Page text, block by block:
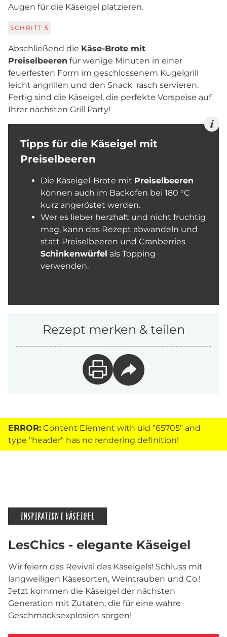
Augen für die Käseigel platzieren.
SCHRITT 5
Abschließend die Käse-Brote mit
Preiselbeeren für wenige Minuten in einer
feuerfesten Form im geschlossenem Kugelgrill
leicht angrillen und den Snack rasch servieren.
Fertig sind die Käseigel, die perfekte Vorspeise auf
Ihrer nächsten Grill Party!
Tipps für die Käseigel mit
Preiselbeeren
Die Käseigel-Brote mit Preiselbeeren
können auch im Backofen bei 180 °C
kurz angeröstet werden.
Wer es lieber herzhaft und nicht fruchtig
mag, kann das Rezept abwandeln und
statt Preiselbeeren und Cranberries
Schinkenwürfel als Topping
verwenden.
Rezept merken & teilen
ERROR: Content Element with uid "65705" and
type "header" has no rendering definition!
INSPIRATION | KÄSEIGEL
LesChics - elegante Käseigel
Wir feiern das Revival des Käseigels! Schluss mit
langweiligen Käsesorten, Weintrauben und Co.!
Jetzt kommen die Käseigel der nächsten
Generation mit Zutaten, die für eine wahre
Geschmacksexplosion sorgen!